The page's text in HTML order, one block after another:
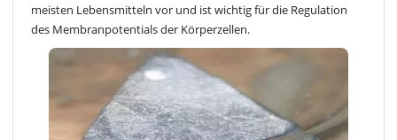
meisten Lebensmitteln vor und ist wichtig für die Regulation
des Membranpotentials der Körperzellen.